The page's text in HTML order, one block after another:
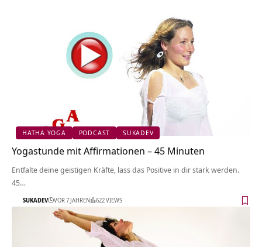
HATHA YOGA PODCAST SUKADEV
Yogastunde mit Affirmationen – 45 Minuten
Entfalte deine geistigen Kräfte, lass das Positive in dir stark werden.
45…
SUKADEV VOR 7 JAHREN 622 VIEWS